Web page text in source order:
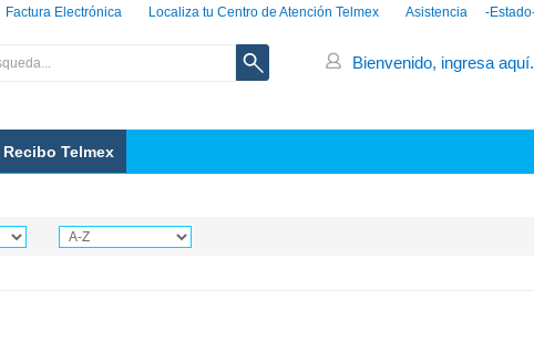
Asistencia
Localiza tu Centro de Atención Telmex
Factura Electrónica
Bienvenido, ingresa aquí.
Recibo Telmex